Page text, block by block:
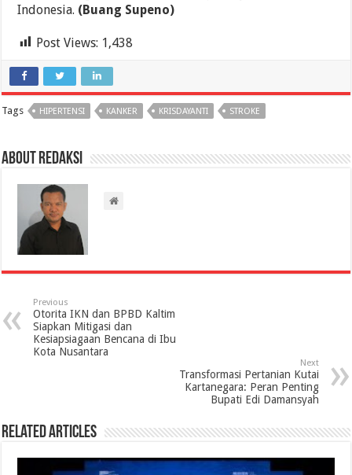
Indonesia. (Buang Supeno)
Post Views: 1,438
Tags HIPERTENSI KANKER KRISDAYANTI STROKE
About Redaksi
Previous
Otorita IKN dan BPBD Kaltim
Siapkan Mitigasi dan
Kesiapsiagaan Bencana di Ibu
Kota Nusantara
Next
Transformasi Pertanian Kutai
Kartanegara: Peran Penting
Bupati Edi Damansyah
Related Articles